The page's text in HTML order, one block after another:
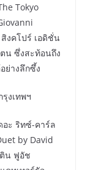
Tokyo
งคโปร์ เอดิชั่น
น ซึ่งสะท้อนถึง
ย่างลึกซึ้ง
งเทพฯ
อะ ริทซ์-คาร์ล
by David
น ฟูอัช